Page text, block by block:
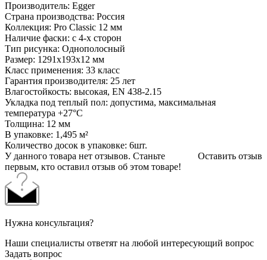
Производитель: Egger
Страна производства: Россия
Коллекция: Pro Classic 12 мм
Наличие фаски: с 4-х сторон
Тип рисунка: Однополосный
Размер: 1291х193х12 мм
Класс применения: 33 класс
Гарантия производителя: 25 лет
Влагостойкость: высокая, EN 438-2.15
Укладка под теплый пол: допустима, максимальная
температура +27°C
Толщина: 12 мм
В упаковке: 1,495 м²
Количество досок в упаковке: 6шт.
Оставить отзыв
У данного товара нет отзывов. Станьте
первым, кто оставил отзыв об этом товаре!
Нужна консультация?
Наши специалисты ответят на любой интересующий вопрос
Задать вопрос